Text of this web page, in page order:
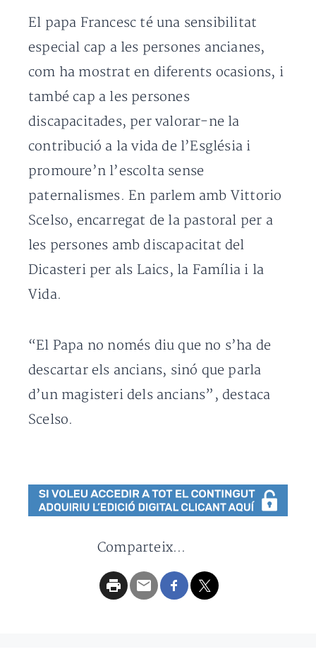
El papa Francesc té una sensibilitat
especial cap a les persones ancianes,
com ha mostrat en diferents ocasions, i
també cap a les persones
discapacitades, per valorar-ne la
contribució a la vida de l’Església i
promoure’n l’escolta sense
paternalismes. En parlem amb Vittorio
Scelso, encarregat de la pastoral per a
les persones amb discapacitat del
Dicasteri per als Laics, la Família i la
Vida.
“El Papa no només diu que no s’ha de
descartar els ancians, sinó que parla
d’un magisteri dels ancians”, destaca
Scelso.
Comparteix...